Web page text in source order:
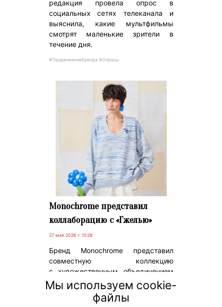
редакция провела опрос в
социальных сетях телеканала и
выяснила, какие мультфильмы
смотрят маленькие зрители в
течение дня.
#ПродвижениеБренда #Опросы
Monochrome представил
коллаборацию с «Гжелью»
27 мая 2026 г. 15:28
Бренд Monochrome представил
совместную коллекцию
с художественным объединением
«Гжель», в которую вошли одежда,
аксессуары и предметы интерьера,
выполненные с использованием
Мы используем cookie-
файлы